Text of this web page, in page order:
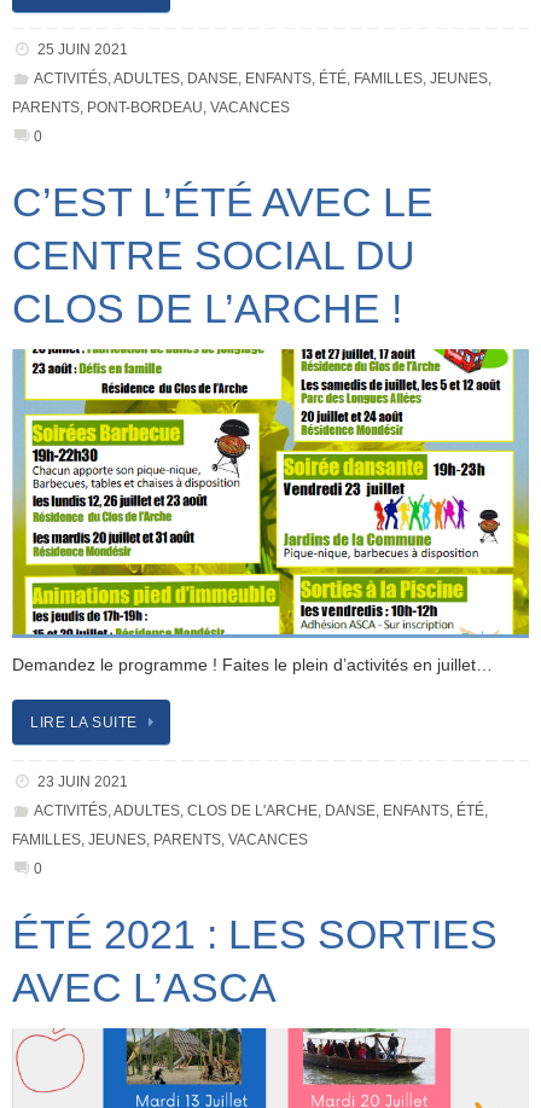
25 JUIN 2021
ACTIVITÉS,ADULTES, DANSE, ENFANTS, ÉTÉ, FAMILLES, JEUNES,
PARENTS, PONT-BORDEAU, VACANCES
0
C’EST L’ÉTÉ AVEC LE
CENTRE SOCIAL DU
CLOS DE L’ARCHE !
Demandez le programme ! Faites le plein d’activités en juillet…
LIRE LA SUITE
23 JUIN 2021
ACTIVITÉS, ADULTES, CLOS DE L'ARCHE, DANSE, ENFANTS, ÉTÉ,
FAMILLES JEUNES PARENTS VACANCES
0
ÉTÉ 2021 : LES SORTIES
AVEC L’ASCA